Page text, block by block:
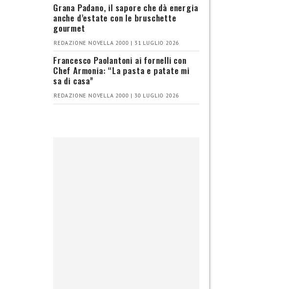
Grana Padano, il sapore che dà energia
anche d’estate con le bruschette
gourmet
REDAZIONE NOVELLA 2000 | 31 LUGLIO 2026
Francesco Paolantoni ai fornelli con
Chef Armonia: “La pasta e patate mi
sa di casa”
REDAZIONE NOVELLA 2000 | 30 LUGLIO 2026